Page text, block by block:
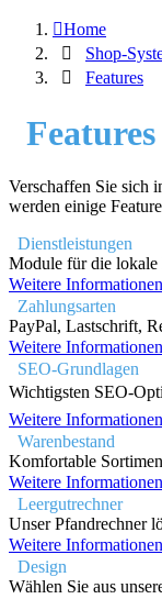
Home
Shop-
Features
Features
Verschaffen Sie sich
werden einige
Dienstleistungen
Module für die lokale
Weitere Informationen
Zahlungsarten
PayPal, Lastschrift,
Weitere Informationen
SEO-Grundlagen
Wichtigsten SEO-
Weitere Informationen
Warenbestand
Komfortable
Weitere Informationen
Leergutrechner
Unser Pfandrechner
Weitere Informationen
Design
Wählen Sie aus